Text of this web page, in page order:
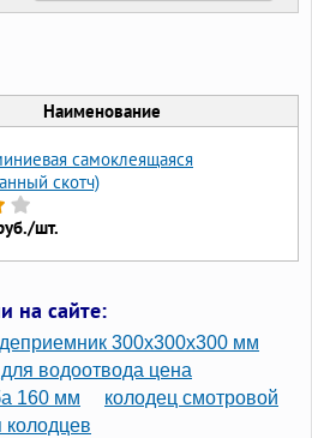
Наименование
самоклеящаяся
скотч)
шт.
на сайте:
300х300х300 мм
водоотвода цена
160 мм
колодец смотровой
колодцев